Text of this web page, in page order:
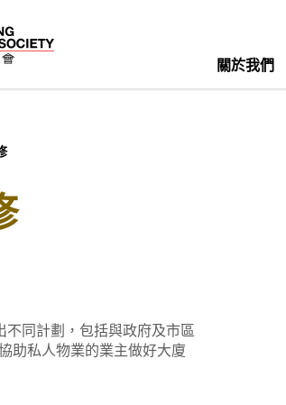
關於我們
不同計劃，包括與政府及市區
助私人物業的業主做好大廈